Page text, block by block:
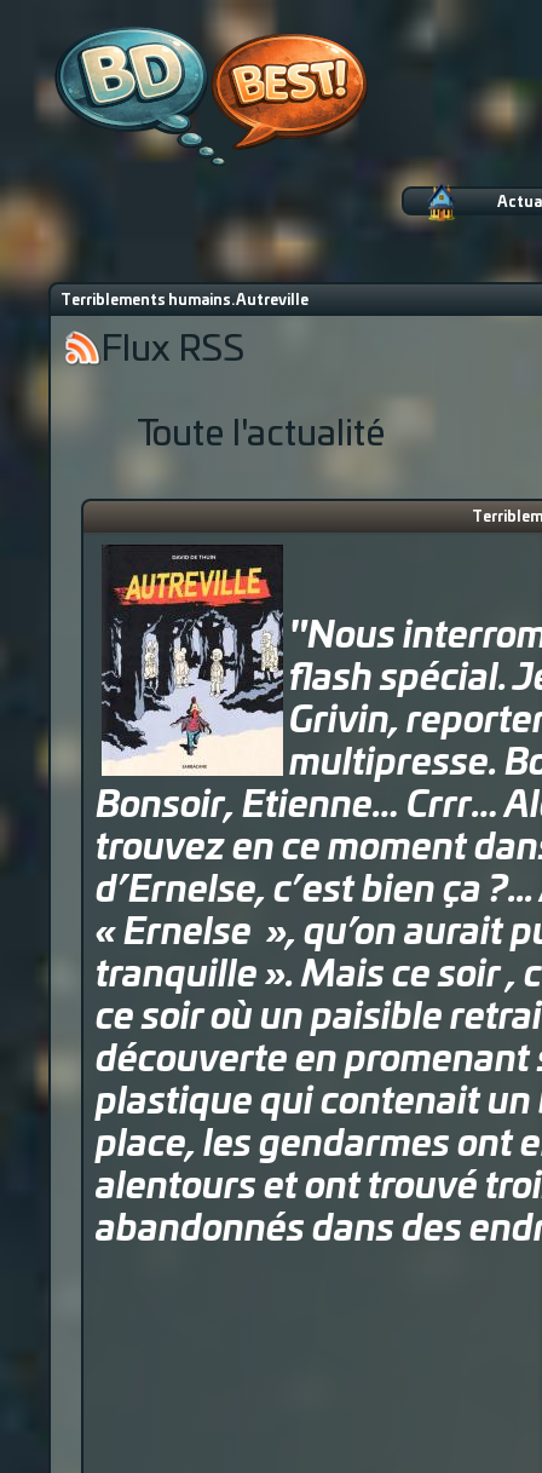
Terriblements humains. Autreville
Flux RSS
Toute l'actualité
"Nous
flash spécial.
Grivin,
multipresse.
Bonsoir, Etienne… Crrr…
trouvez en ce moment
d’Ernelse, c’est bien ça
« Ernelse », qu’on aurait
tranquille ». Mais ce soir ,
ce soir où un paisible
découverte en promenant
plastique qui contenait
place, les gendarmes ont
alentours et ont trouvé
abandonnés dans des